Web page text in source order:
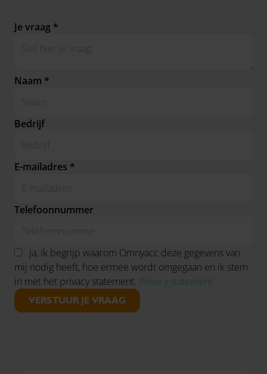
Je vraag *
Naam *
Bedrijf
E-mailadres *
Telefoonnummer
Ja, ik begrijp waarom Omnyacc deze gegevens van
mij nodig heeft, hoe ermee wordt omgegaan en ik stem
in met het privacy statement. Privacy statement
VERSTUUR JE VRAAG